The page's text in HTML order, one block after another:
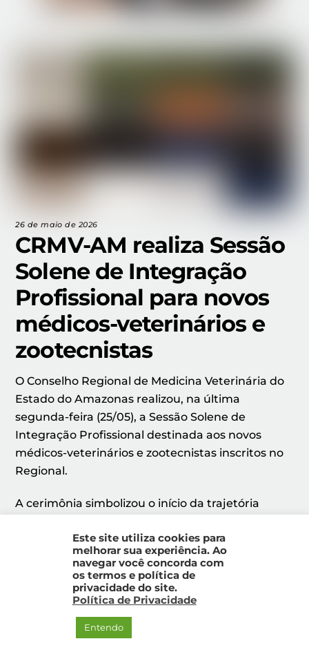
26 de maio de 2026
CRMV-AM realiza Sessão
Solene de Integração
Profissional para novos
médicos-veterinários e
zootecnistas
O Conselho Regional de Medicina Veterinária do
Estado do Amazonas realizou, na última
segunda-feira (25/05), a Sessão Solene de
Integração Profissional destinada aos novos
médicos-veterinários e zootecnistas inscritos no
Regional.
A cerimônia simbolizou o início da trajetória
CFMV/CRMVs, reforçando o compromisso com a
ética, a responsabilidade técnica, a saúde
pública, a saúde animal, a produção sustentável
e o bem-estar animal.
Durante a solenidade, os novos profissionais
Este site utiliza cookies para
melhorar sua experiência. Ao
navegar você concorda com
os termos e política de
privacidade do site.
Política de Privacidade
Entendo